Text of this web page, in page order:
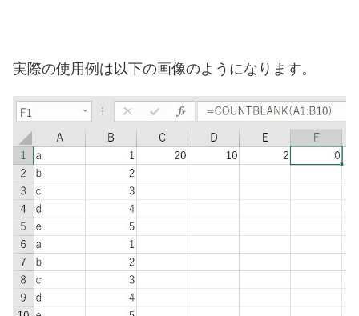
実際の使用例は以下の画像のようになります。